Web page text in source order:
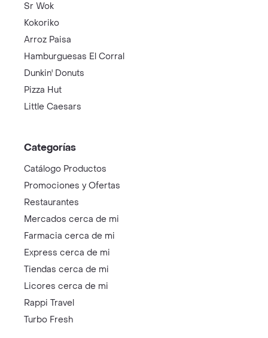
Sr Wok
Kokoriko
Arroz Paisa
Hamburguesas El Corral
Dunkin' Donuts
Pizza Hut
Little Caesars
Categorías
Catálogo Productos
Promociones y Ofertas
Restaurantes
Mercados cerca de mi
Farmacia cerca de mi
Express cerca de mi
Tiendas cerca de mi
Licores cerca de mi
Rappi Travel
Turbo Fresh